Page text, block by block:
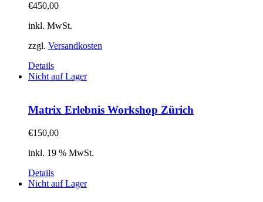
€450,00
inkl. MwSt.
zzgl. Versandkosten
Details
Nicht auf Lager
Matrix Erlebnis Workshop Zürich
€150,00
inkl. 19 % MwSt.
Details
Nicht auf Lager